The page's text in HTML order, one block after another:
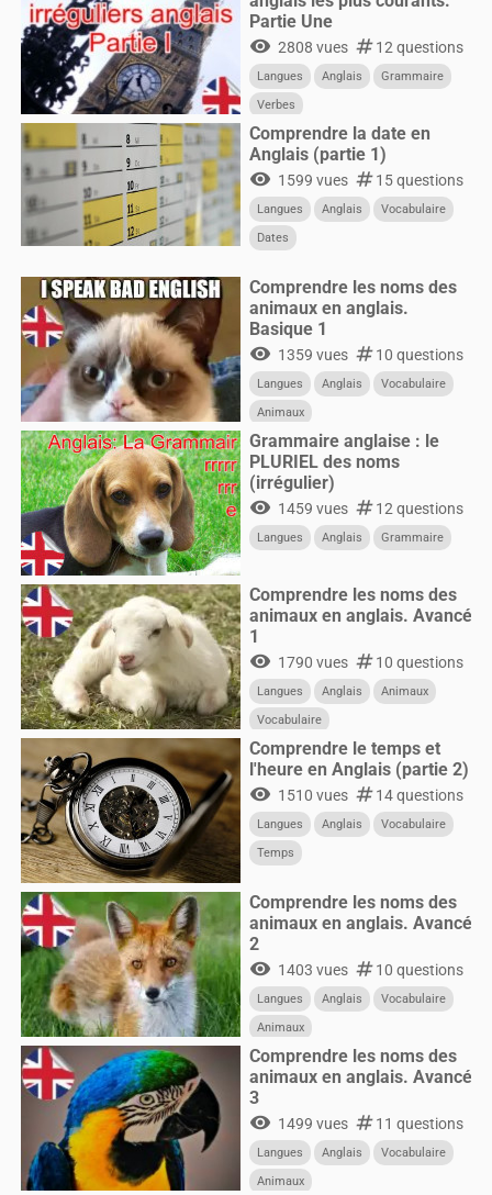
Partie Une
visibility 2808 vues numbers12 questions
Langues Anglais
Grammaire
Verbes
Comprendre la date en
Anglais (partie 1)
visibility 1599 vues numbers15 questions
Langues Anglais
Vocabulaire
Dates
Comprendre les noms des
animaux en anglais.
Basique 1
visibility 1359 vues numbers10 questions
Langues Anglais
Vocabulaire
Animaux
Grammaire anglaise : le
PLURIEL des noms
(irrégulier)
visibility 1459 vues numbers12 questions
Langues Anglais Grammaire
Comprendre les noms des
animaux en anglais. Avancé
1
visibility 1790 vues numbers10 questions
Langues Anglais
Animaux
Vocabulaire
Comprendre le temps et
l'heure en Anglais (partie 2)
visibility 1510 vues numbers14 questions
Langues Anglais
Vocabulaire
Temps
Comprendre les noms des
animaux en anglais. Avancé
2
visibility 1403 vues numbers10 questions
Langues Anglais
Vocabulaire
Animaux
Comprendre les noms des
animaux en anglais. Avancé
3
visibility 1499 vues numbers11 questions
Langues Anglais
Vocabulaire
Animaux